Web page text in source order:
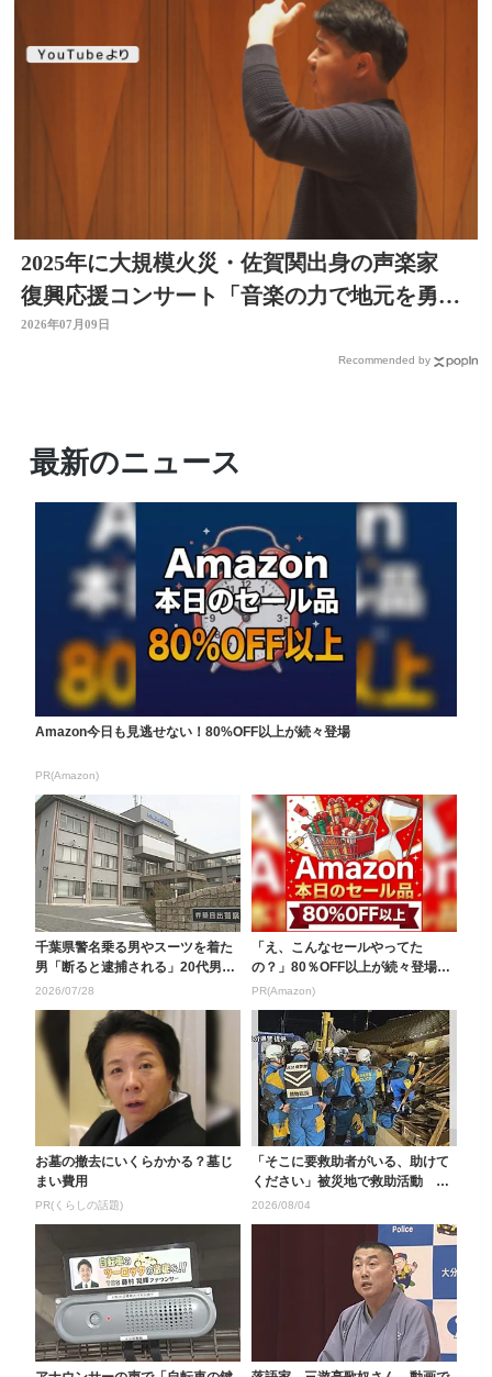
2025年に大規模火災・佐賀関出身の声楽家
復興応援コンサート「音楽の力で地元を勇気
づけたい」大分
2026年07月09日
Recommended by
最新のニュース
Amazon今日も見逃せない！80%OFF以上が続々登場
PR(Amazon)
千葉県警名乗る男やスーツを着た
男「断ると逮捕される」20代男性
がニセ警察詐欺で9...
2026/07/28
「え、こんなセールやってた
の？」80％OFF以上が続々登場！
Amazonの本気が...
PR(Amazon)
お墓の撤去にいくらかかる？墓じ
まい費用
PR(くらしの話題)
「そこに要救助者がいる、助けて
ください」被災地で救助活動 警
察官が当時の状況を語...
2026/08/04